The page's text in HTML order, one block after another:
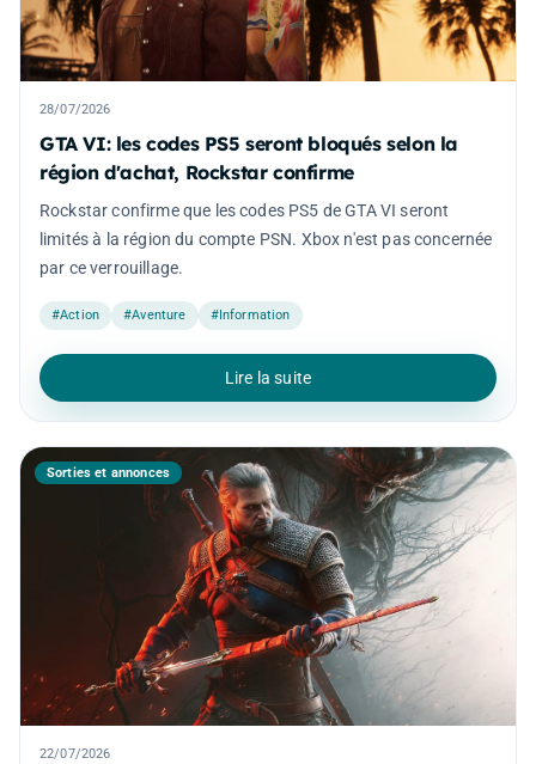
28/07/2026
GTA VI: les codes PS5 seront bloqués selon la
région d'achat, Rockstar confirme
Rockstar confirme que les codes PS5 de GTA VI seront
limités à la région du compte PSN. Xbox n'est pas concernée
par ce verrouillage.
#Action #Aventure #Information
Lire la suite
Sorties et annonces
22/07/2026